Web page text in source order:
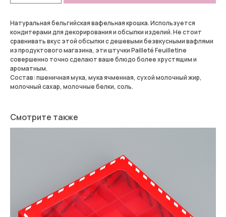
Натуральная бельгийская вафельная крошка. Используется
кондитерами для декорирования и обсыпки изделий. Не стоит
сравнивать вкус этой обсыпки с дешевыми безвкусными вафлями
из продуктового магазина, эти штучки Pailleté Feuilletine
совершенно точно сделают ваше блюдо более хрустящим и
ароматным.
Состав: пшеничная мука, мука ячменная, сухой молочный жир,
молочный сахар, молочные белки, соль.
Смотрите также